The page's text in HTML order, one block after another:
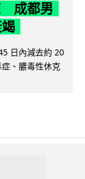
成都男
日內減去約 20
、膿毒性休克